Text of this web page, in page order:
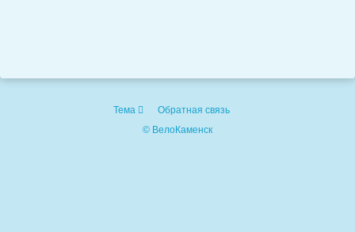
Тема
Обратная связь
© ВелоКаменск